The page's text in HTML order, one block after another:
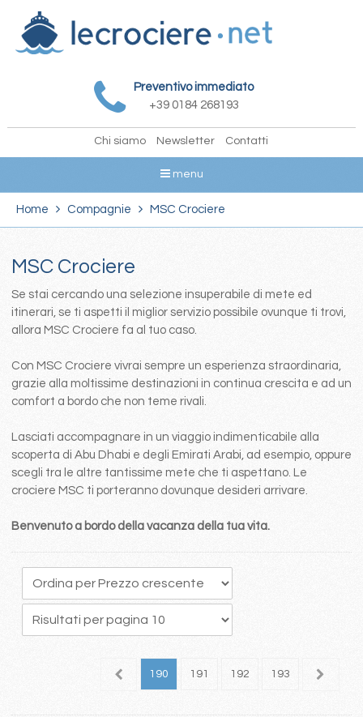
Preventivo immediato
+39 0184 268193
Chi siamo Newsletter Contatti
menu
Home Compagnie MSC Crociere
MSC Crociere
Se stai cercando una selezione insuperabile di mete ed
itinerari, se ti aspetti il miglior servizio possibile ovunque ti trovi,
allora MSC Crociere fa al tuo caso.
Con MSC Crociere vivrai sempre un esperienza straordinaria,
grazie alla moltissime destinazioni in continua crescita e ad un
comfort a bordo che non teme rivali.
Lasciati accompagnare in un viaggio indimenticabile alla
scoperta di Abu Dhabi e degli Emirati Arabi, ad esempio, oppure
scegli tra le altre tantissime mete che ti aspettano. Le
crociere MSC ti porteranno dovunque desideri arrivare.
Benvenuto a bordo della vacanza della tua vita.
189 190 191 192 193 194